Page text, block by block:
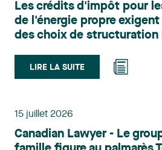
du territoire. Elle conseille et
clientèle publique et privée
touchant notamment les
et de permis, l’application et
règlements d’urbanisme, ainsi
municipalités dans la
Reconnue pour son approche
Les crédits d'impôt pour
de l'énergie propre exigent
des choix de structuration
LIRE LA SUITE
15 juillet 2026
Canadian Lawyer - Le